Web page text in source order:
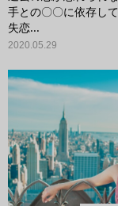
手との〇〇に依存して
失恋...
2020.05.29